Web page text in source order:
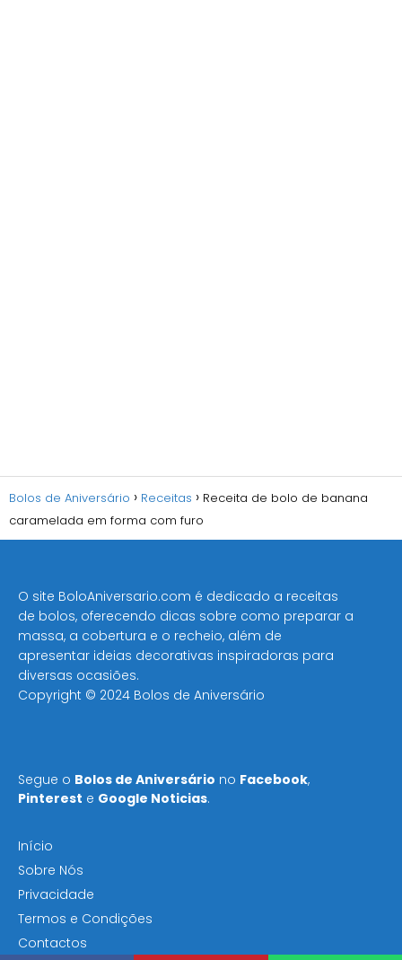
Bolos de Aniversário Receitas
Receita de bolo de banana
caramelada em forma com furo
O site BoloAniversario.com é dedicado a receitas
de bolos, oferecendo dicas sobre como preparar a
massa, a cobertura e o recheio, além de
apresentar ideias decorativas inspiradoras para
diversas ocasiões​.
Copyright © 2024 Bolos de Aniversário
Segue o Bolos de Aniversário no Facebook,
Pinterest e Google Noticias.
Início
Sobre Nós
Privacidade
Termos e Condições
Contactos